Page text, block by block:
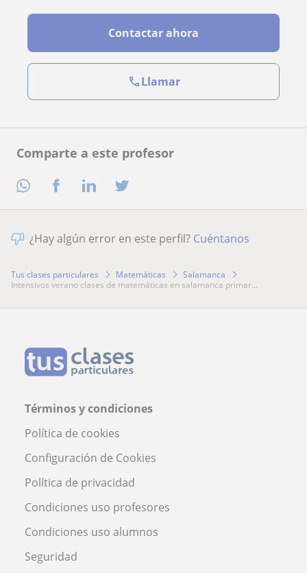
Comparte a este profesor
Contactar ahora
Llamar
¿Hay algún error en este perfil? Cuéntanos
Tus clases particulares Matemáticas
Salamanca
intensivos verano clases de matemáticas en salamanca primar...
Términos y condiciones
Política de cookies
Configuración de Cookies
Política de privacidad
Condiciones uso profesores
Condiciones uso alumnos
Seguridad